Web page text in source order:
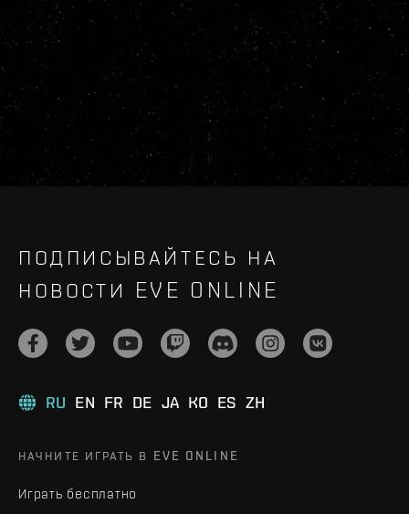
ПОДПИСЫВАЙТЕСЬ НА
НОВОСТИ EVE ONLINE
RU EN FR DE JA KO ES ZH
НАЧНИТЕ ИГРАТЬ В EVE ONLINE
Играть бесплатно